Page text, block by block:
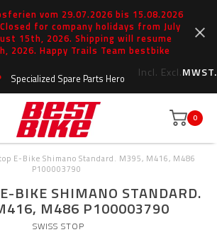
vom 29.07.2026 bis 15.08.2026
for company holidays from July
15th, 2026. Shipping will resume
2026. Happy Trails Team bestbike
Incl. Excl.MWST.
Specialized Spare Parts Hero
0
E-Bike Shimano Standard. M395, M416, M486
P100003790
BIKE SHIMANO STANDARD.
M486 P100003790
SWISS STOP